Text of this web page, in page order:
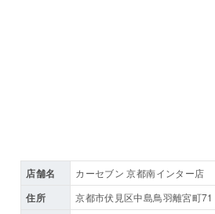
店舗名 カーセブン 京都南インター店
住所 京都市伏見区中島鳥羽離宮町71